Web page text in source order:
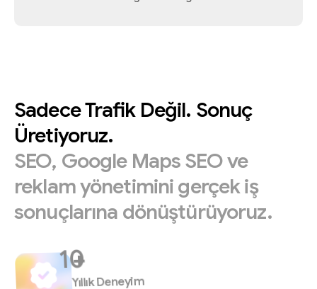
SadeceTrafik Değil. Sonuç
Üretiyoruz.
SEO, Google MapsSEOve
reklamyönetiminigerçekiş
sonuçlarına dönüştürüyoruz.
+
Yıllık Deneyim